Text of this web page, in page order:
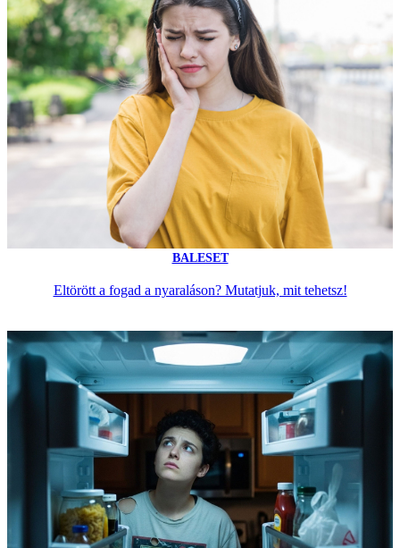
BALESET
Eltörött a fogad a nyaraláson? Mutatjuk, mit tehetsz!